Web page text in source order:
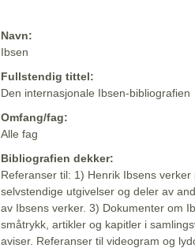
Navn:
Ibsen
Fullstendig tittel:
Den internasjonale Ibsen-bibliografien
Omfang/fag:
Alle fag
Bibliografien dekker:
Referanser til: 1) Henrik Ibsens
selvstendige utgivelser og deler av
av Ibsens verker. 3) Dokumenter om
småtrykk, artikler og kapitler i
aviser. Referanser til videogram og